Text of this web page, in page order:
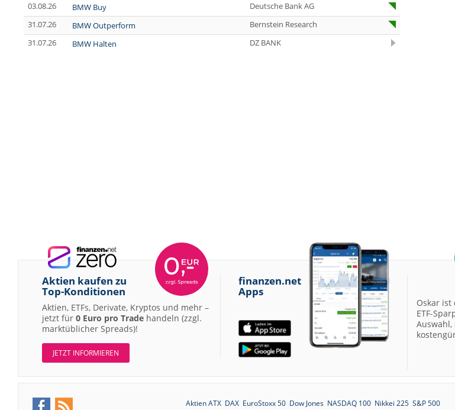
03.08.26
BMW Buy
Deutsche Bank AG
31.07.26
BMW Outperform
Bernstein Research
31.07.26
BMW Halten DZ BANK
Aktien kaufen zu
Top-Konditionen
Aktien, ETFs, Derivate, Kryptos und mehr –
jetzt für 0 Euro pro Trade handeln (zzgl.
marktüblicher Spreads)!
JETZT INFORMIEREN
finanzen.net
Apps
Oskar
ETF-
Aktien ATX DAX EuroStoxx 50 Dow Jones NASDAQ 100 Nikkei 225 S&P 500